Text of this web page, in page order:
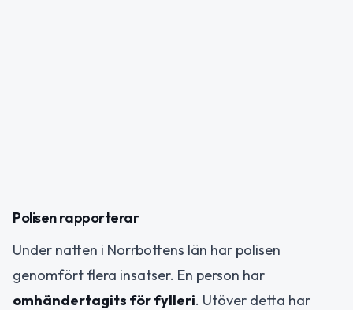
Polisen rapporterar
Under natten i Norrbottens län har polisen
genomfört flera insatser. En person har
omhändertagits för fylleri. Utöver detta har